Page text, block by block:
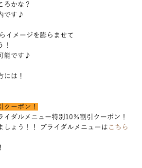
ろかな？
です♪
イメージを膨らませて
！
能です♪
は！
ーポン！
ダルメニュー特別10％割引クーポン！
しょう！！ ブライダルメニューは こちら